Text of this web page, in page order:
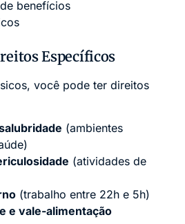
benefícios
Específicos
você pode ter direitos
(ambientes
(atividades de
(trabalho entre 22h e 5h)
e vale-alimentação